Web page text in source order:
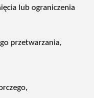
lub ograniczenia
przetwarzania,